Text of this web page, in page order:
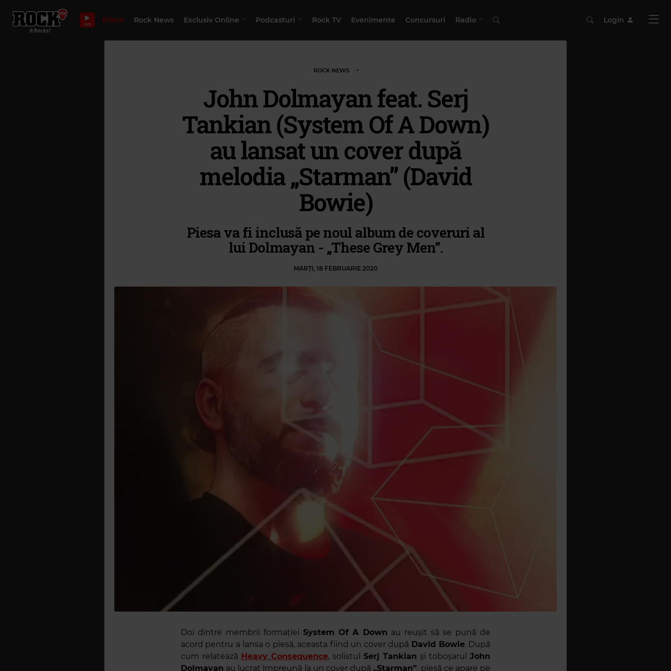
LIVE Bilete Rock News Exclusiv Online Podcasturi Rock TV Evenimente Concursuri Radio Login
ROCK NEWS
John Dolmayan feat. Serj
Tankian (System Of A Down)
au lansat un cover după
melodia „Starman” (David
Bowie)
Piesa va fi inclusă pe noul album de coveruri al
lui Dolmayan - „These Grey Men”.
MARȚI, 18 FEBRUARIE 2020
Doi dintre membrii formației System Of A Down au reușit să se pună de
acord pentru a lansa o piesă, aceasta fiind un cover după David Bowie. După
cum relatează Heavy Consequence, solistul Serj Tankian și toboșarulJohn
Dolmayan au lucrat împreună la un cover după„Starman”, piesă ce apare pe